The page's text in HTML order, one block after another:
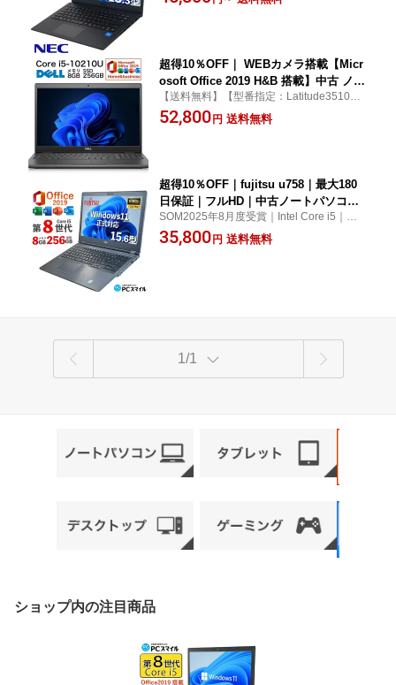
ノートPC
み】中古ノートパソコン windows11 Core i
超得10％OFF｜ WEBカメラ搭載【Micr
osoft Office 2019 H&B 搭載】中古 ノー
トパソコン 第10世代 wimdows11 Offic
e2019付き ノートパソコン office付 Mic
【送料無料】【型番指定：Latitude3510】
【中古動作良好品】【Windows11対応】
【Webカメラ内蔵】
52,800 円 送料無料
超得10％OFF｜fujitsu u758｜最大180
日保証｜フルHD｜中古ノートパソコン
｜Windows11 office付｜Core i5 第8世
代｜メモリ8GB SSD256GB｜Microsoft
SOM2025年8月度受賞｜Intel Core i5｜日本
人サポート｜送料無料｜当日発送｜中古ノ
ートPC 中古ノートパソコン 中古パソコン
35,800 円 送料無料
1/1
ショップ内の注目商品